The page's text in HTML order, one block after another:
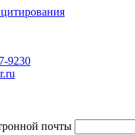
9230
почты